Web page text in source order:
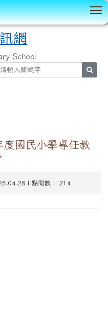
網
School
國民小學專任教
04-28 | 點閱數： 214